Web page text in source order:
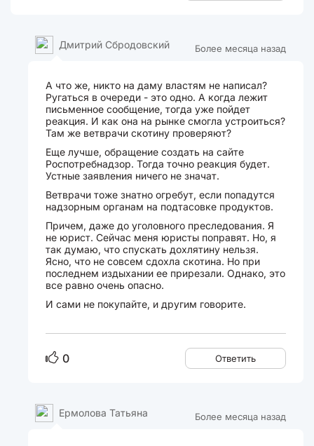
Более месяца назад
Дмитрий Сбродовский
А что же, никто на даму властям не написал?
Ругаться в очереди - это одно. А когда лежит
письменное сообщение, тогда уже пойдет
реакция. И как она на рынке смогла устроиться?
Там же ветврачи скотину проверяют?
Еще лучше, обращение создать на сайте
Роспотребнадзор. Тогда точно реакция будет.
Устные заявления ничего не значат.
Ветврачи тоже знатно огребут, если попадутся
надзорным органам на подтасовке продуктов.
Причем, даже до уголовного преследования. Я
не юрист. Сейчас меня юристы поправят. Но, я
так думаю, что спускать дохлятину нельзя.
Ясно, что не совсем сдохла скотина. Но при
последнем издыхании ее прирезали. Однако, это
все равно очень опасно.
И сами не покупайте, и другим говорите.
0 Ответить
Более месяца назад
Ермолова Татьяна